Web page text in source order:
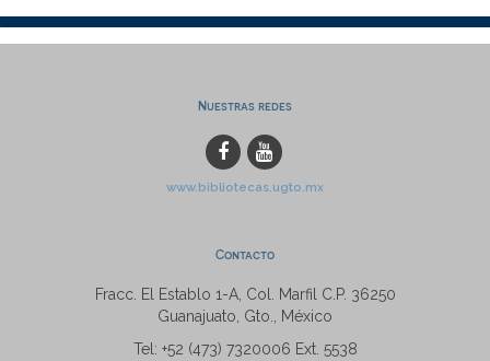
Nuestras redes
www.bibliotecas.ugto.mx
Contacto
Fracc. El Establo 1-A, Col. Marfil C.P. 36250
Guanajuato, Gto., México
Tel: +52 (473) 7320006 Ext. 5538